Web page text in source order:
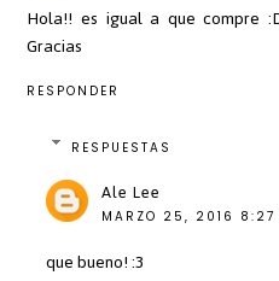
Hola!! es igual a que compre
Gracias
RESPONDER
RESPUESTAS
Ale Lee
MARZO 25, 2016 8:27
que bueno! :3